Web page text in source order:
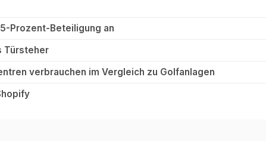
Prozent-Beteiligung an
Türsteher
verbrauchen im Vergleich zu Golfanlagen